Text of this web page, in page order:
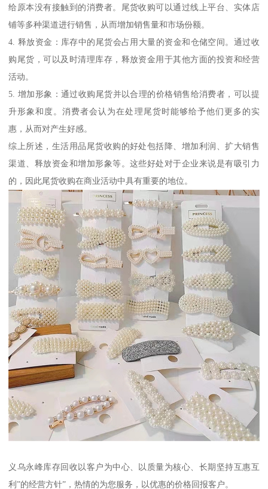
给原本没有接触到的消费者。尾货收购可以通过线上平台、实体店
铺等多种渠道进行销售，从而增加销售量和市场份额。
4. 释放资金：库存中的尾货会占用大量的资金和仓储空间。通过收
购尾货，可以及时清理库存，释放资金用于其他方面的投资和经营
活动。
5. 增加形象：通过收购尾货并以合理的价格销售给消费者，可以提
升形象和度。消费者会认为在处理尾货时能够给予他们更多的实
惠，从而对产生好感。
综上所述，生活用品尾货收购的好处包括降、增加利润、扩大销售
渠道、释放资金和增加形象等。这些好处对于企业来说是有吸引力
的，因此尾货收购在商业活动中具有重要的地位。
义乌永峰库存回收以客户为中心、以质量为核心、长期坚持互惠互
利”的经营方针”，热情的为您服务，以优惠的价格回报客户。